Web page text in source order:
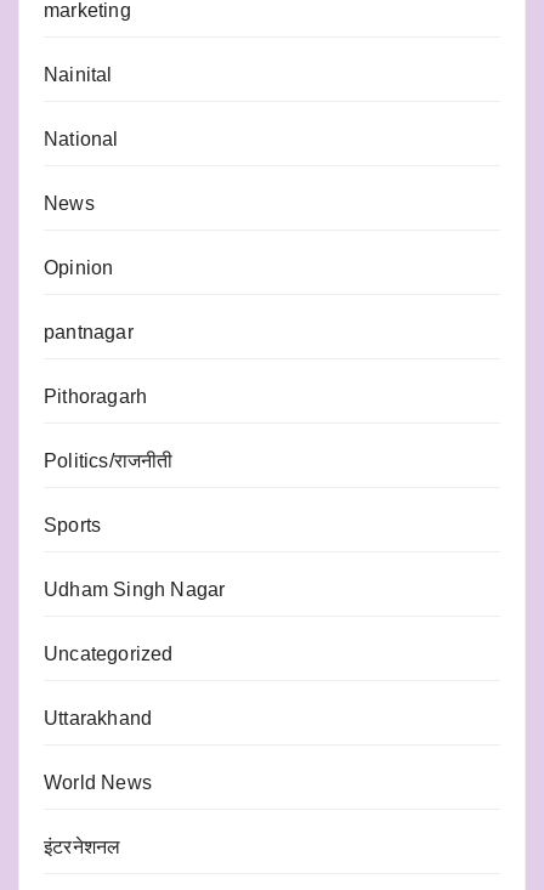
marketing
Nainital
National
News
Opinion
pantnagar
Pithoragarh
Politics/राजनीती
Sports
Udham Singh Nagar
Uncategorized
Uttarakhand
World News
इंटरनेशनल